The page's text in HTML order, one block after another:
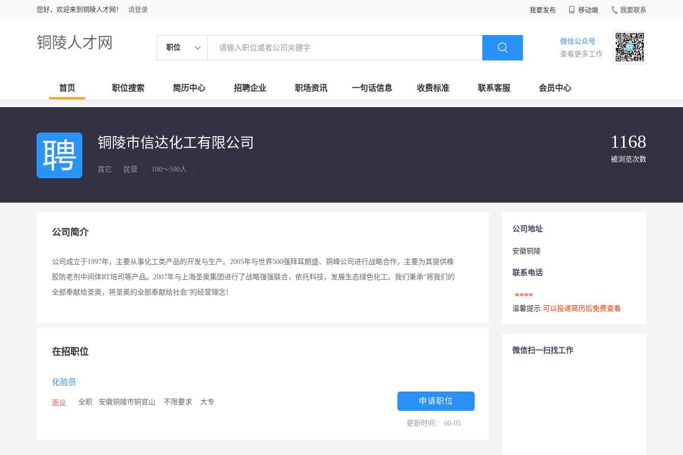
您好，欢迎来到铜陵人才网！ 请登录 我要发布 移动端 我要联系
铜陵人才网 职位
微信公众号
查看更多工作
首页 职位搜索 简历中心 招聘企业 职场资讯 一句话信息 收费标准 联系客服 会员中心
铜陵市信达化工有限公司
其它 民营 100～500人
1168
被浏览次数
公司简介
公司成立于1997年，主要从事化工类产品的开发与生产。2005年与世界500强拜耳朗盛、铜峰公司进行战略合作，主要为其提供橡
胶防老剂中间体RT培司等产品。2007年与上海圣奥集团进行了战略强强联合，依托科技，发展生态绿色化工。我们秉承“将我们的
全部奉献给圣奥，将圣奥的全部奉献给社会”的经营理念！
在招职位
化验员
面议 全职 安徽铜陵市铜官山 不限要求 大专 申请职位
更新时间： 08-05
公司地址
安徽铜陵
联系电话
****
温馨提示: 可以投递简历后免费查看
微信扫一扫找工作